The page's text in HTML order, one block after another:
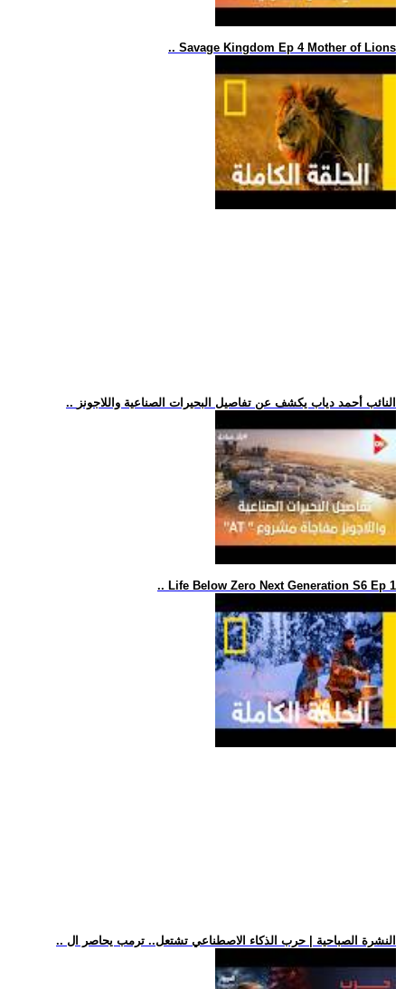
.. Savage Kingdom Ep 4 Mother of Lions
.. النائب أحمد دياب يكشف عن تفاصيل البحيرات الصناعية واللاجونز
.. Life Below Zero Next Generation S6 Ep 1
.. النشرة الصباحية | حرب الذكاء الاصطناعي تشتعل.. ترمب يحاصر ال